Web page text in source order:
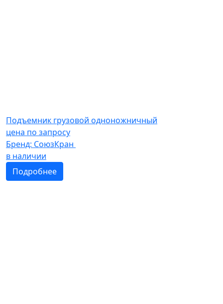
Подъемник грузовой одноножничный
цена по запросу
Бренд: СоюзКран
в наличии
Подробнее